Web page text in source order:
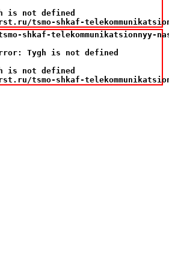
is not defined
tsmo-shkaf-
shkaf-telekommunikatsionnyy-
Tygh is not defined
is not defined
tsmo-shkaf-